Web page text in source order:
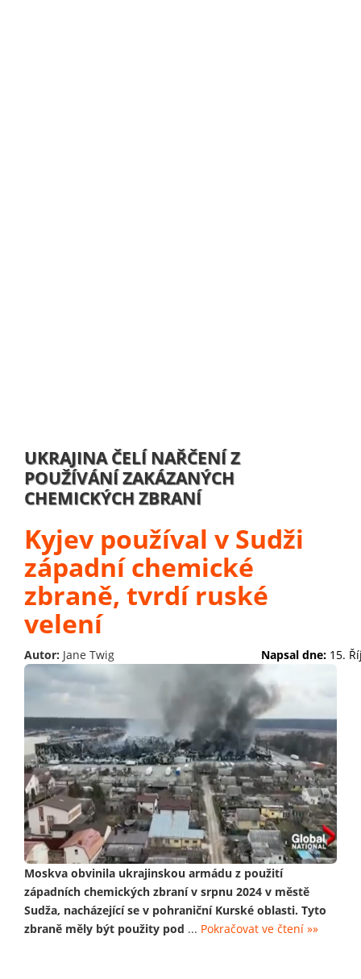
UKRAJINA ČELÍ NAŘČENÍ Z
POUŽÍVÁNÍ ZAKÁZANÝCH
CHEMICKÝCH ZBRANÍ
Kyjev používal v Sudži
západní chemické
zbraně, tvrdí ruské
velení
Autor: Jane Twig Napsal dne: 15.
Moskva obvinila ukrajinskou armádu z použití
západních chemických zbraní v srpnu 2024 v městě
Sudža, nacházející se v pohraniční Kurské oblasti. Tyto
zbraně měly být použity pod ... Pokračovat ve čtení »»